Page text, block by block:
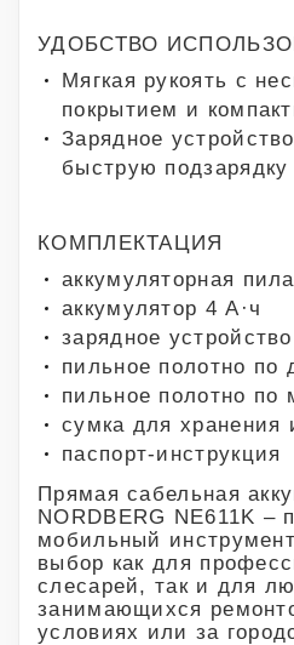
УДОБСТВО
Мягкая рукоять с
покрытием и
Зарядное
быструю подзарядку
КОМПЛЕКТАЦИЯ
аккумуляторная пила
аккумулятор 4 А·ч
зарядное устройство
пильное полотно по
пильное полотно по
сумка для хранения
паспорт-инструкция
Прямая сабельная
NORDBERG NE611K –
мобильный
выбор как для
слесарей, так и для
занимающихся
условиях или за